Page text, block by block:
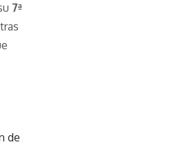
7ª
de